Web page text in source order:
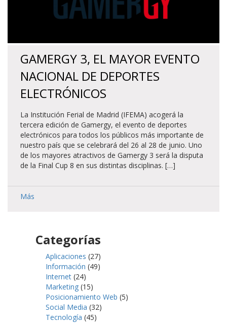
GAMERGY 3, EL MAYOR EVENTO
NACIONAL DE DEPORTES
ELECTRÓNICOS
La Institución Ferial de Madrid (IFEMA) acogerá la
tercera edición de Gamergy, el evento de deportes
electrónicos para todos los públicos más importante de
nuestro país que se celebrará del 26 al 28 de junio. Uno
de los mayores atractivos de Gamergy 3 será la disputa
de la Final Cup 8 en sus distintas disciplinas. […]
Más
Categorías
Aplicaciones (27)
Información (49)
Internet (24)
Marketing (15)
Posicionamiento Web (5)
Social Media (32)
Tecnología (45)